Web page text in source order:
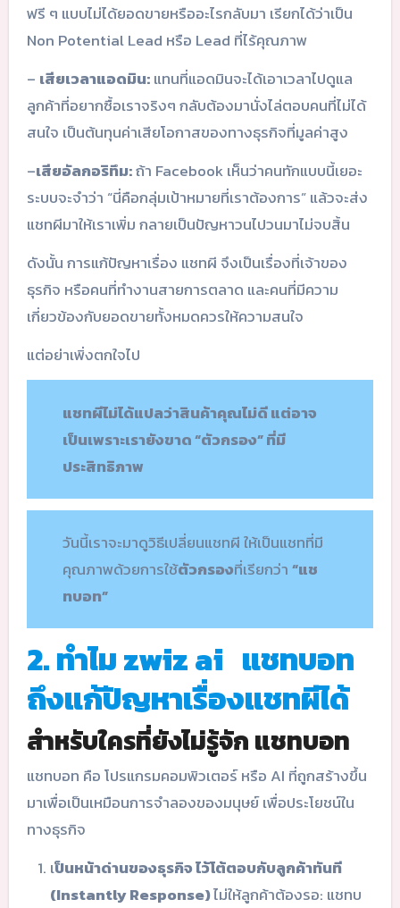
ฟรี ๆ แบบไม่ได้ยอดขายหรืออะไรกลับมา เรียกได้ว่าเป็น
Non Potential Lead หรือ Lead ที่ไร้คุณภาพ
– เสียเวลาแอดมิน:แทนที่แอดมินจะได้เอาเวลาไปดูแล
ลูกค้าที่อยากซื้อเราจริงๆ กลับต้องมานั่งไล่ตอบคนที่ไม่ได้
สนใจ เป็นต้นทุนค่าเสียโอกาสของทางธุรกิจที่มูลค่าสูง
–เสียอัลกอริทึม:ถ้า Facebook เห็นว่าคนทักแบบนี้เยอะ
ระบบจะจำว่า “นี่คือกลุ่มเป้าหมายที่เราต้องการ” แล้วจะส่ง
แชทผีมาให้เราเพิ่ม กลายเป็นปัญหาวนไปวนมาไม่จบสิ้น
ดังนั้น การแก้ปัญหาเรื่อง แชทผี จึงเป็นเรื่องที่เจ้าของ
ธุรกิจ หรือคนที่ทำงานสายการตลาด และคนที่มีความ
เกี่ยวข้องกับยอดขายทั้งหมดควรให้ความสนใจ
แต่อย่าเพิ่งตกใจไป
แชทผีไม่ได้แปลว่าสินค้าคุณไม่ดี แต่อาจ
เป็นเพราะเรายังขาด “ตัวกรอง” ที่มี
ประสิทธิภาพ
วันนี้เราจะมาดูวิธีเปลี่ยนแชทผี ให้เป็นแชทที่มี
คุณภาพด้วยการใช้ตัวกรองที่เรียกว่า“แช
ทบอท”
2. ทำไม zwiz ai แชทบอท
ถึงแก้ปัญหาเรื่องแชทผีได้
สำหรับใครที่ยังไม่รู้จัก แชทบอท
แชทบอท คือ โปรแกรมคอมพิวเตอร์ หรือ AI ที่ถูกสร้างขึ้น
มาเพื่อเป็นเหมือนการจำลองของมนุษย์ เพื่อประโยชน์ใน
ทางธุรกิจ
เป็นหน้าด่านของธุรกิจ ไว้โต้ตอบกับลูกค้าทันที
(Instantly Response)ไม่ให้ลูกค้าต้องรอ: แชทบ